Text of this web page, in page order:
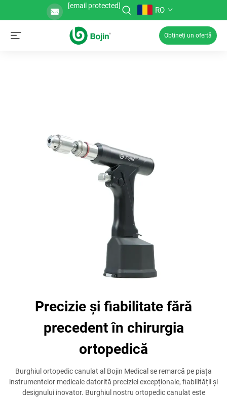
[email protected] RO
Obțineți un ofertă
Precizie și fiabilitate fără
precedent în chirurgia
ortopedică
Burghiul ortopedic canulat al Bojin Medical se remarcă pe piața
instrumentelor medicale datorită preciziei excepționale, fiabilității și
designului inovator. Burghiul nostru ortopedic canulat este